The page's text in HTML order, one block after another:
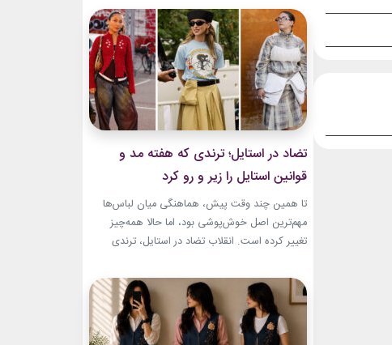
به طراح آمریکاییِ ایرانی‌تبار، مایک امیری، انتخاب
شده بود. جسارت در استایل‌های امیری BTS همان
ویژگی مشترکی است که در تمام این اوت‌فیت‌ها
دیده...
تضاد در استایل؛ ترندی که هفته مد و
قوانین استایل را زیر و رو کرد
تا همین چند وقت پیش، هماهنگی میان لباس‌ها
مهم‌ترین اصل خوش‌پوشی بود، اما حالا همه‌چیز
تغییر کرده است. انقلاب تضاد در استایل، ترندی
و بسیاری از رسانه‌های معتبر مد از آن به‌عنوان یکی از
مهم‌ترین نوآوری‌های دنیای فشن یاد می‌کنند. این
رویکرد، قرار نیست فقط یک...